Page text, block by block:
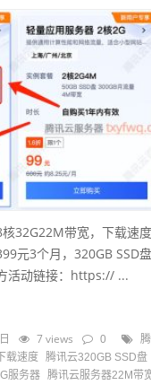
32G22M带宽，下载速
元3个月，320GB SSD
活动链接：https:// ...
7 views 0
载速度 腾讯云320GB SSD盘
服务器 腾讯云服务器22M带